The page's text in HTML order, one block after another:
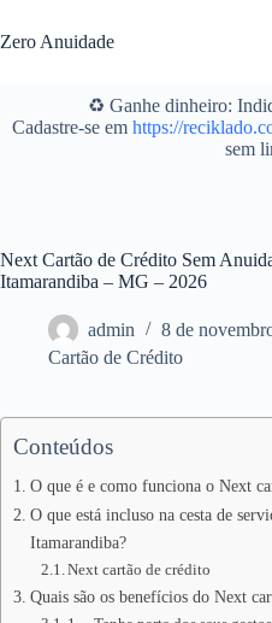
para
o
Zero Anuidade
♻️ Ganhe dinheiro:
Cadastre-se em https://
sem
Next Cartão de Crédito Sem
Itamarandiba – MG – 2026
admin
8 de
Cartão de Crédito
Conteúdos
O que é e como funciona o Next
O que está incluso na cesta de
Itamarandiba?
Next cartão de crédito
Quais são os benefícios do Next